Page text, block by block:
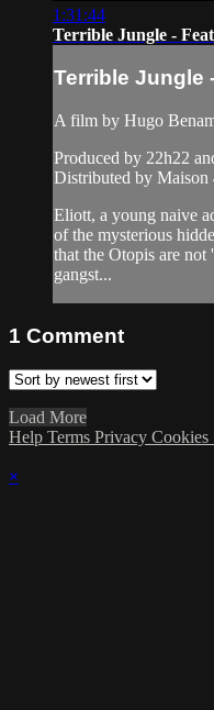
1:31:44
Terrible Jungle -
Terrible Jungle
A film by Hugo
Produced by 22h22
Distributed by Maison
Eliott, a young naive
of the mysterious
that the Otopis are not
gangst...
1 Comment
Load More
Help Terms Privacy Cookies
×